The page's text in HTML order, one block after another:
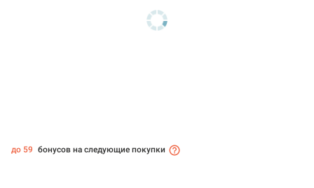
до 59 бонусов на следующие покупки